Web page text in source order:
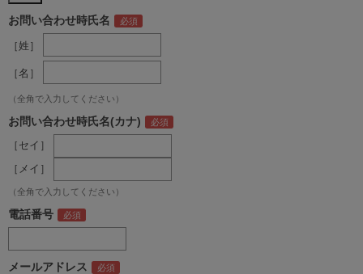
お問い合わせ時氏名
［姓］
［名］
（全角で入力してください）
お問い合わせ時氏名(カナ)
［セイ］
［メイ］
（全角で入力してください）
電話番号
メールアドレス